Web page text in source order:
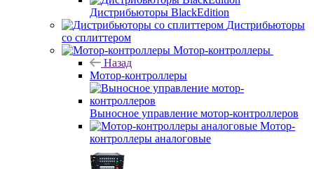
Дистрибьюторы BlackEdition
Дистрибьюторы
со сплиттером
Мотор-контроллеры
Назад
Мотор-контроллеры
Выносное управление мотор-контроллеров
Мотор-
контроллеры аналоговые